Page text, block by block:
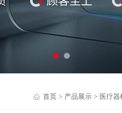
首页 > 产品展示 > 医疗